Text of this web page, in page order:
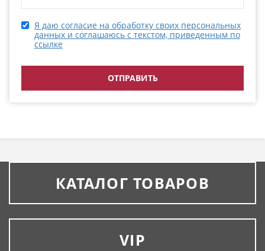
Я даю согласие на обработку своих персональных
данных и соглашаюсь с текстом, приведенным по
ссылке
КАТАЛОГ ТОВАРОВ
VIP